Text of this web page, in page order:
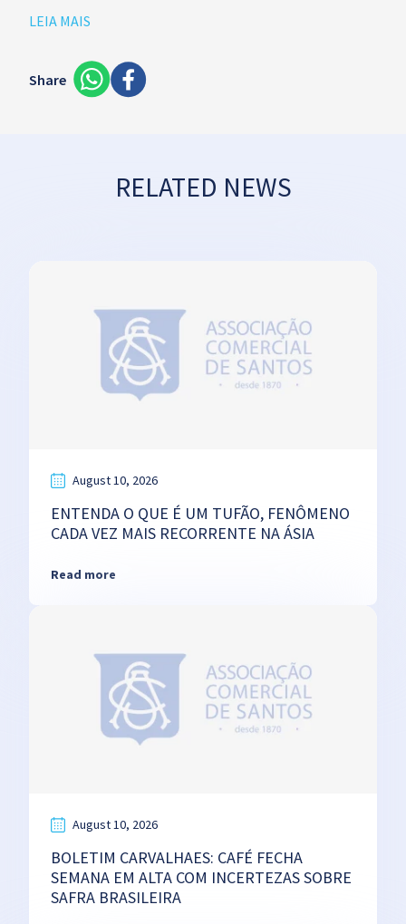
LEIA MAIS
Share
RELATED NEWS
August 10, 2026
ENTENDA O QUE É UM TUFÃO, FENÔMENO
CADA VEZ MAIS RECORRENTE NA ÁSIA
Read more
August 10, 2026
BOLETIM CARVALHAES: CAFÉ FECHA
SEMANA EM ALTA COM INCERTEZAS SOBRE
SAFRA BRASILEIRA